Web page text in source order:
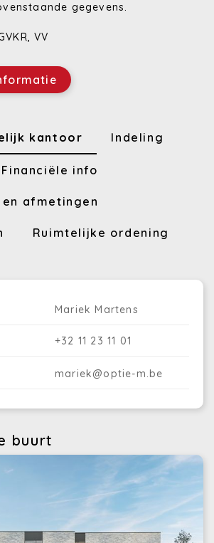
gegevens.
VV
kantoor Indeling
Financiële info
afmetingen
Ruimtelijke ordening
Mariek Martens
+32 11 23 11 01
mariek@optie-m.be
buurt